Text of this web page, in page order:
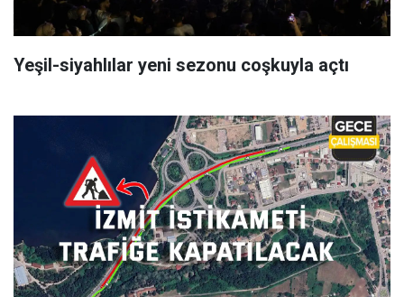
Yeşil-siyahlılar yeni sezonu coşkuyla açtı